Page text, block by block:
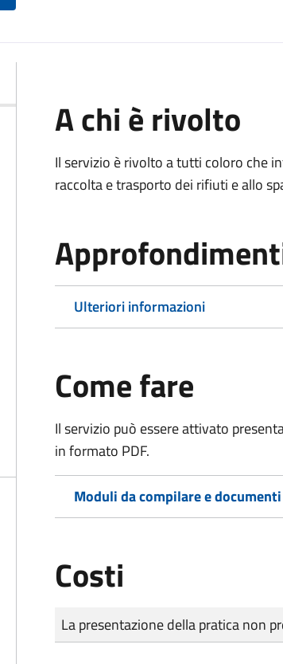
A chi è rivolto
Il servizio è rivolto a tutti coloro che
raccolta e trasporto dei rifiuti e allo
Ulteriori informazioni
Come fare
Il servizio può essere attivato
in formato PDF.
Moduli da compilare e
Costi
Tipo di pagamento
Importo
La presentazione della pratica non